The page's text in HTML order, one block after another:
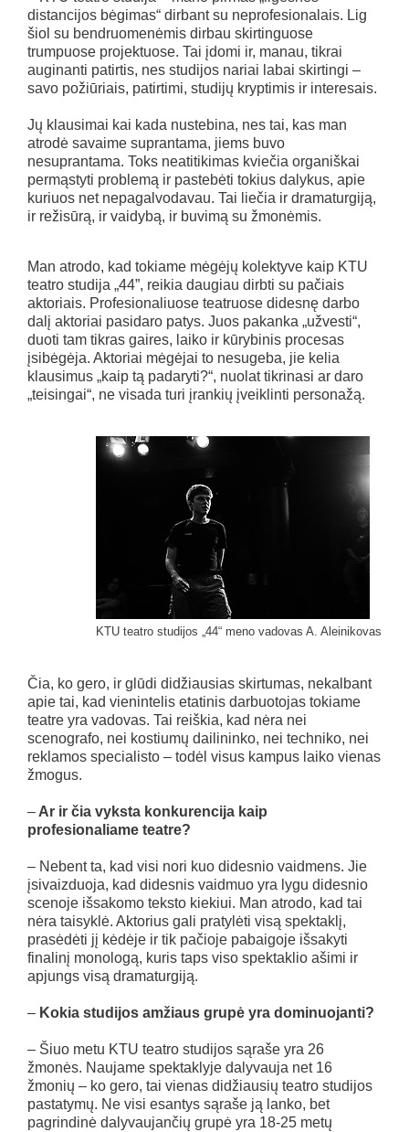
distancijos bėgimas“ dirbant su neprofesionalais. Lig
šiol su bendruomenėmis dirbau skirtinguose
trumpuose projektuose. Tai įdomi ir, manau, tikrai
auginanti patirtis, nes studijos nariai labai skirtingi –
savo požiūriais, patirtimi, studijų kryptimis ir interesais.
Jų klausimai kai kada nustebina, nes tai, kas man
atrodė savaime suprantama, jiems buvo
nesuprantama. Toks neatitikimas kviečia organiškai
permąstyti problemą ir pastebėti tokius dalykus, apie
kuriuos net nepagalvodavau. Tai liečia ir dramaturgiją,
ir režisūrą, ir vaidybą, ir buvimą su žmonėmis.
Man atrodo, kad tokiame mėgėjų kolektyve kaip KTU
teatro studija „44”, reikia daugiau dirbti su pačiais
aktoriais. Profesionaliuose teatruose didesnę darbo
dalį aktoriai pasidaro patys. Juos pakanka „užvesti“,
duoti tam tikras gaires, laiko ir kūrybinis procesas
įsibėgėja. Aktoriai mėgėjai to nesugeba, jie kelia
klausimus „kaip tą padaryti?“, nuolat tikrinasi ar daro
„teisingai“, ne visada turi įrankių įveiklinti personažą.
KTU teatro studijos „44“ meno vadovas A. Aleinikovas
Čia, ko gero, ir glūdi didžiausias skirtumas, nekalbant
apie tai, kad vienintelis etatinis darbuotojas tokiame
teatre yra vadovas. Tai reiškia, kad nėra nei
scenografo, nei kostiumų dailininko, nei techniko, nei
reklamos specialisto – todėl visus kampus laiko vienas
žmogus.
– Ar ir čia vyksta konkurencija kaip
profesionaliame teatre?
– Nebent ta, kad visi nori kuo didesnio vaidmens. Jie
įsivaizduoja, kad didesnis vaidmuo yra lygu didesnio
scenoje išsakomo teksto kiekiui. Man atrodo, kad tai
nėra taisyklė. Aktorius gali pratylėti visą spektaklį,
prasėdėti jį kėdėje ir tik pačioje pabaigoje išsakyti
finalinį monologą, kuris taps viso spektaklio ašimi ir
apjungs visą dramaturgiją.
– Kokia studijos amžiaus grupė yra dominuojanti?
– Šiuo metu KTU teatro studijos sąraše yra 26
žmonės. Naujame spektaklyje dalyvauja net 16
žmonių – ko gero, tai vienas didžiausių teatro studijos
pastatymų. Ne visi esantys sąraše ją lanko, bet
pagrindinė dalyvaujančių grupė yra 18-25 metų